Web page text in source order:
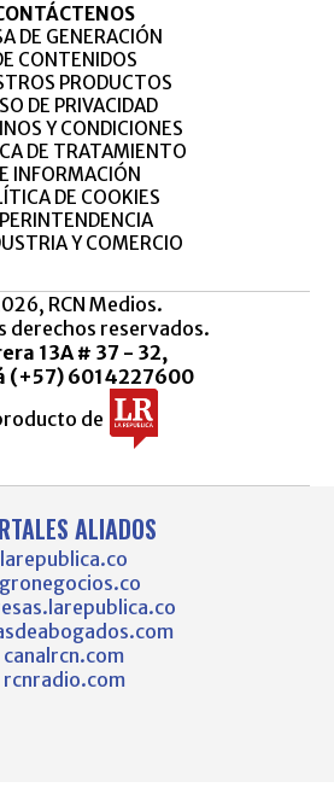
DE GENERACIÓN
CONTENIDOS
PRODUCTOS
DE PRIVACIDAD
Y CONDICIONES
DE TRATAMIENTO
INFORMACIÓN
DE COOKIES
Y COMERCIO
RCN Medios.
derechos reservados.
13A # 37 - 32,
(+57) 6014227600
de
ALIADOS
larepublica.co
canalrcn.com
rcnradio.com